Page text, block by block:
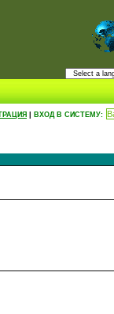
ВХОД В СИСТЕМУ: